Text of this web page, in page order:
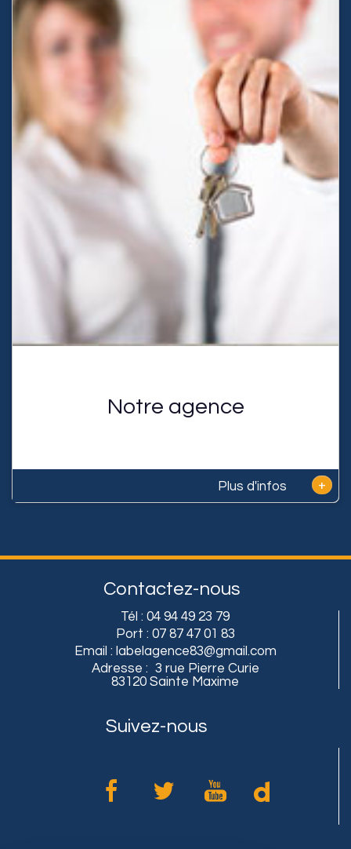
Notre agence
Plus d'infos +
Contactez-nous
Tél : 04 94 49 23 79
Port : 07 87 47 01 83
Email : labelagence83@gmail.com
Adresse : 3 rue Pierre Curie
83120 Sainte Maxime
Suivez-nous